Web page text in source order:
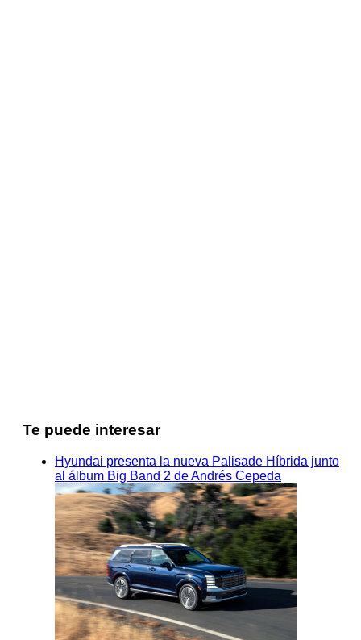
Te puede interesar
Hyundai presenta la nueva Palisade Híbrida junto
al álbum Big Band 2 de Andrés Cepeda